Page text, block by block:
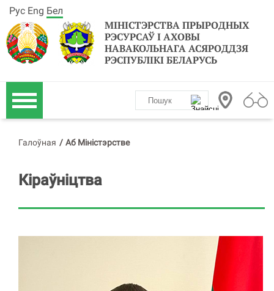
МІНІСТЭРСТВА ПРЫРОДНЫХ
РЭСУРСАЎ І АХОВЫ
НАВАКОЛЬНАГА АСЯРОДДЗЯ
РЭСПУБЛІКІ БЕЛАРУСЬ
Рус Eng Бел
Галоўная / Аб Міністэрстве
Кіраўніцтва